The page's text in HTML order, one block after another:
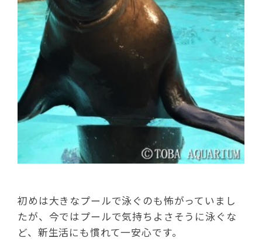
初めは大きなプールで泳ぐのも怖がっていまし
たが、今ではプールで気持ちよさそうに泳ぐな
ど、新生活にも慣れて一安心です。